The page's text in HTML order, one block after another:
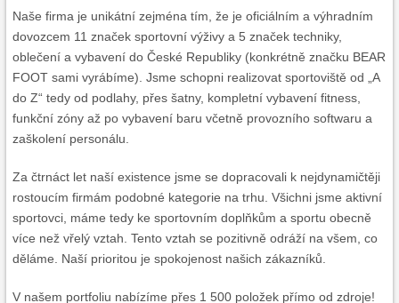
OUTLET OBLEČENÍ Posilovací stroje
Značky
Naše firma je unikátní zejména tím, že je oficiálním a výhradním
dovozcem 11 značek sportovní výživy a 5 značek techniky,
oblečení a vybavení do České Republiky (konkrétně značku BEAR
FOOT sami vyrábíme). Jsme schopni realizovat sportoviště od „A
do Z“ tedy od podlahy, přes šatny, kompletní vybavení fitness,
funkční zóny až po vybavení baru včetně provozního softwaru a
zaškolení personálu.
Za čtrnáct let naší existence jsme se dopracovali k nejdynamičtěji
rostoucím firmám podobné kategorie na trhu. Všichni jsme aktivní
sportovci, máme tedy ke sportovním doplňkům a sportu obecně
více než vřelý vztah. Tento vztah se pozitivně odráží na všem, co
děláme. Naší prioritou je spokojenost našich zákazníků.
V našem portfoliu nabízíme přes 1 500 položek přímo od zdroje!